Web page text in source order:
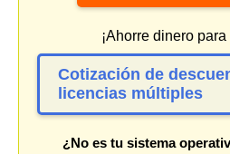
¡Ahorre dinero
Cotización de
licencias múltiples
¿No es tu sistema